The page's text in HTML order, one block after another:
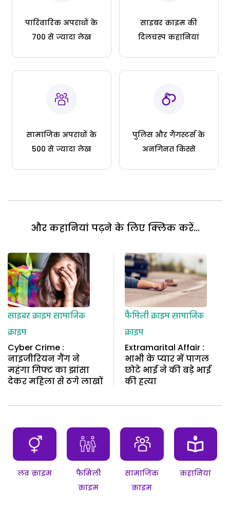
पारिवारिक अपराधों के
700 से ज्यादा लेख
साइबर क्राइम की
दिलचस्प कहानियां
सामाजिक अपराधों के
500 से ज्यादा लेख
पुलिस और गैंगस्टर्स के
अनगिनत किस्से
और कहानियां पढ़ने के लिए क्लिक करें...
साइबर क्राइमसामाजिक
क्राइम
Cyber Crime :
नाइजीरियन गैंग ने
महंगा गिफ्ट का झांसा
देकर महिला से ठगे लाखों
फैमिली क्राइमसामाजिक
क्राइम
Extramarital Affair :
भाभी के प्यार में पागल
छोटे भाई ने की बड़े भाई
की हत्या
लव क्राइम
फैमिली
क्राइम
सामाजिक
क्राइम
कहानियां